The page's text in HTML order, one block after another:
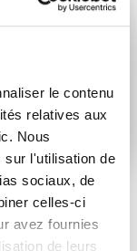
le contenu
relatives aux
Nous
sur l'utilisation de
sociaux, de
celles-ci
avez fournies
de leurs